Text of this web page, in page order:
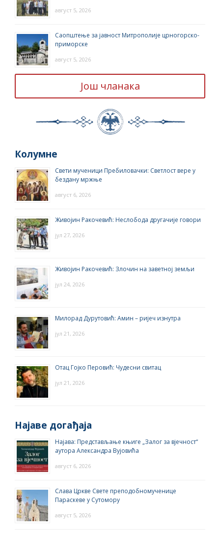
август 5, 2026
Саопштење за јавност Митрополије црногорско-
приморске
август 5, 2026
Још чланака
Колумне
Свети мученици Пребиловачки: Светлост вере у
бездану мржње
август 6, 2026
Живојин Ракочевић: Неслобода другачије говори
јул 27, 2026
Живојин Ракочевић: Злочин на заветној земљи
јул 24, 2026
Милорад Дурутовић: Амин – ријеч изнутра
јул 21, 2026
Отац Гојко Перовић: Чудесни свитац
јул 21, 2026
Најаве догађаја
Најава: Представљање књиге „Залог за вјечност“
аутора Александра Вујовића
август 6, 2026
Слава Цркве Свете преподобномученице
Параскеве у Сутомору
август 5, 2026